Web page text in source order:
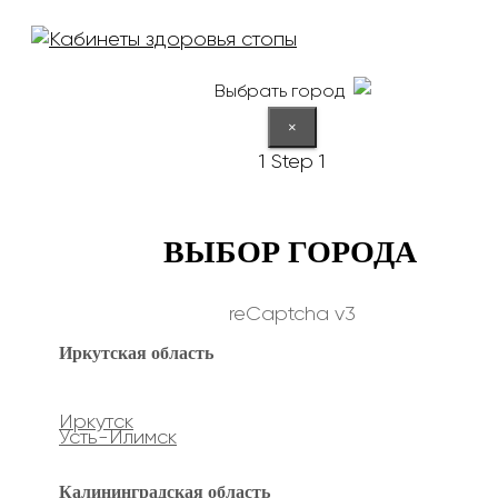
Выбрать город
×
1 Step 1
ВЫБОР ГОРОДА
reCaptcha v3
Иркутская область
Иркутск
Усть-Илимск
Калининградская область